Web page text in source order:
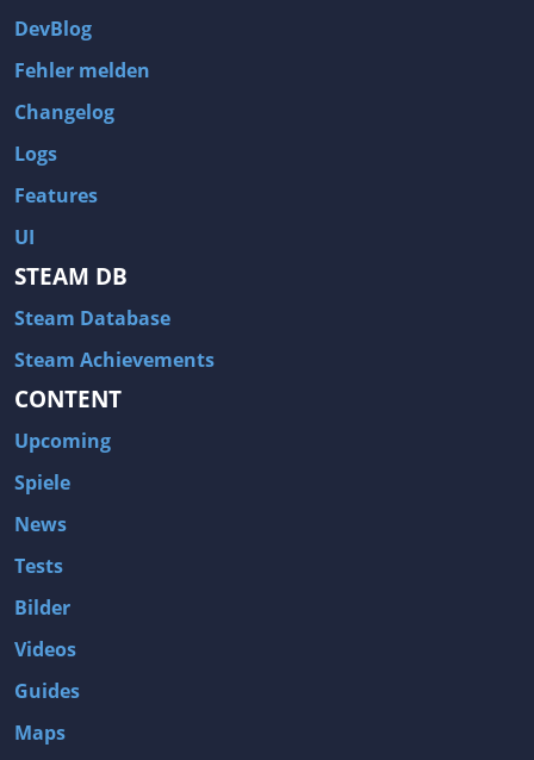
DevBlog
Fehler melden
Changelog
Logs
Features
UI
STEAM DB
Steam Database
Steam Achievements
CONTENT
Upcoming
Spiele
News
Tests
Bilder
Videos
Guides
Maps